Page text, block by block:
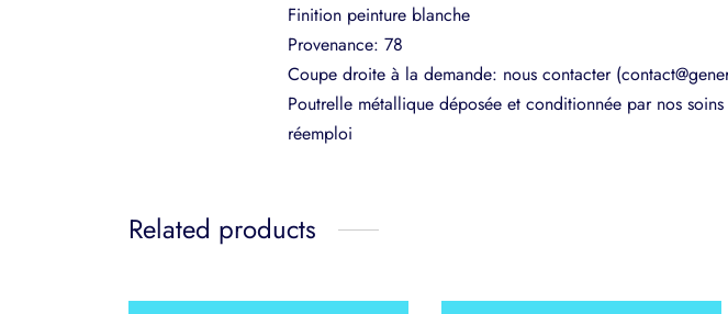
Finition peinture blanche
Provenance: 78
Coupe droite à la demande: nous contacter
Poutrelle métallique déposée et conditionnée par nos
réemploi
Related products